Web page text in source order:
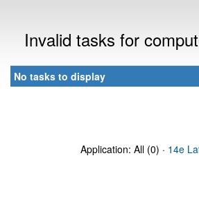
Invalid tasks for
No tasks to display
Application: All (0) · 14e